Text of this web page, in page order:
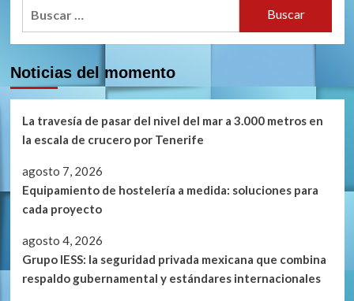
Noticias del momento
La travesía de pasar del nivel del mar a 3.000 metros en
la escala de crucero por Tenerife
agosto 7, 2026
Equipamiento de hostelería a medida: soluciones para
cada proyecto
agosto 4, 2026
Grupo IESS: la seguridad privada mexicana que combina
respaldo gubernamental y estándares internacionales